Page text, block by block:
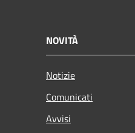
NOVITÀ
Notizie
Comunicati
Avvisi